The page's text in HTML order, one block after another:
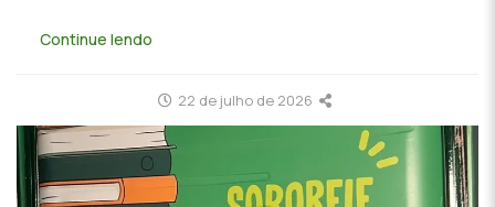
Continue lendo
22 de julho de 2026